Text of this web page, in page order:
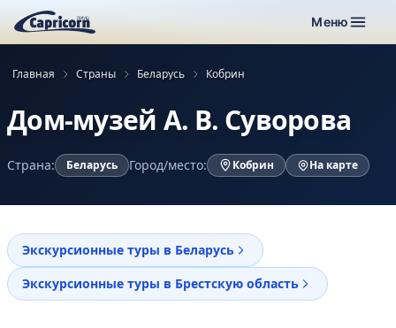
Меню
Главная Страны Беларусь Кобрин
Дом-музей А. В. Суворова
Страна: Беларусь Город/место: Кобрин На карте
Экскурсионные туры в Беларусь
Экскурсионные туры в Брестскую область